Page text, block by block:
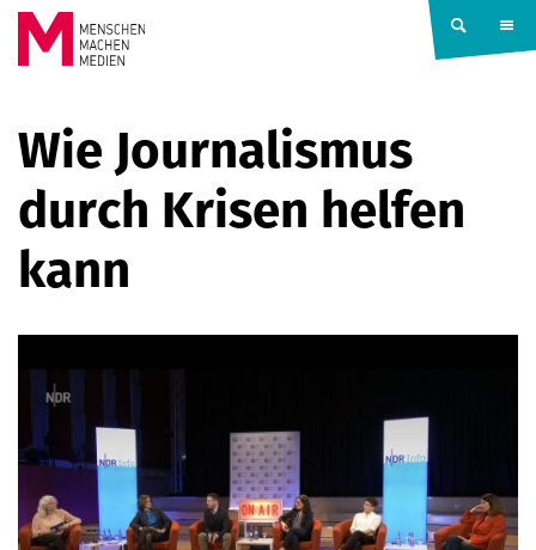
Springe zum Inhalt
MACHEN
MEDIEN
Wie Journalismus
durch Krisen helfen
kann